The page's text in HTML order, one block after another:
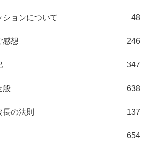
ションについて 48
感想 246
347
般 638
長の法則 137
654